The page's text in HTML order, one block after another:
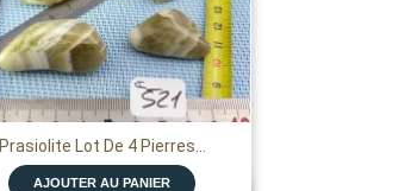
Prasiolite Lot De 4 Pierres...
AJOUTER AU PANIER